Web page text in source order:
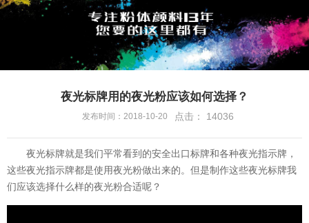
夜光标牌用的夜光粉应该如何选择？
发布时间：2018-10-20 点击： 14036
夜光标牌就是我们平常看到的安全出口标牌和各种夜光指示牌，
这些夜光指示牌都是使用夜光粉做出来的。但是制作这些夜光标牌我
们应该选择什么样的夜光粉合适呢？